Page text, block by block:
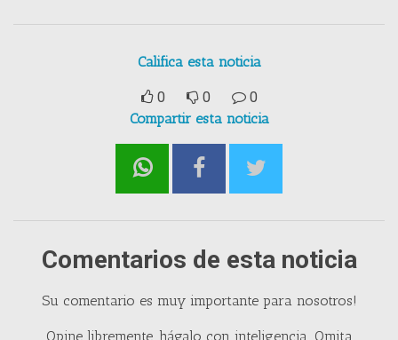
Califica esta noticia
0 0
0
Compartir esta noticia
Comentarios de esta noticia
Su comentario es muy importante para nosotros!
Opine libremente, hágalo con inteligencia. Omita